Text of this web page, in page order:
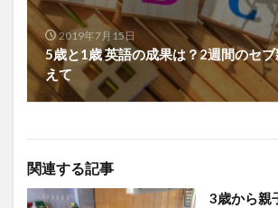
2019年7月15日
5歳と1歳 英語の成果は？2週間のセ
えて
関連する記事
3歳から親